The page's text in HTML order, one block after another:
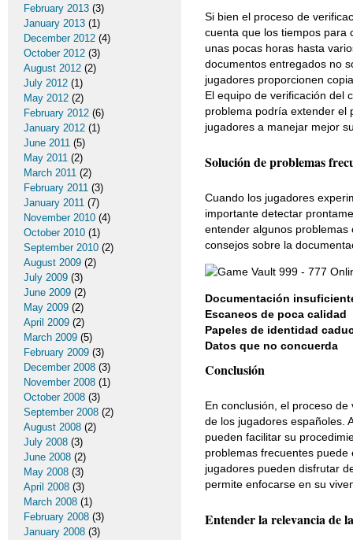
Si bien el proceso de
cuenta que los tiempos para
unas pocas horas hasta
documentos entregados no
jugadores proporcionen
El equipo de verificación del
problema podría extender el
jugadores a manejar mejor
Solución de problemas
Cuando los jugadores
importante detectar
entender algunos
consejos sobre la
Documentación
Escaneos de poca calidad
Papeles de identidad
Datos que no concuerda
Conclusión
En conclusión, el proceso
de los jugadores españoles.
pueden facilitar su
problemas frecuentes
jugadores pueden disfrutar
permite enfocarse en su
Entender la relevancia de
February 2013 (3)
January 2013 (1)
December 2012 (4)
October 2012 (3)
August 2012 (2)
July 2012 (1)
May 2012 (2)
February 2012 (6)
January 2012 (1)
June 2011 (5)
May 2011 (2)
March 2011 (2)
February 2011 (3)
January 2011 (7)
November 2010 (4)
October 2010 (1)
September 2010 (2)
August 2009 (2)
July 2009 (3)
June 2009 (2)
May 2009 (2)
April 2009 (2)
March 2009 (5)
February 2009 (3)
December 2008 (3)
November 2008 (1)
October 2008 (3)
September 2008 (2)
August 2008 (2)
July 2008 (3)
June 2008 (2)
May 2008 (3)
April 2008 (3)
March 2008 (1)
February 2008 (3)
January 2008 (3)